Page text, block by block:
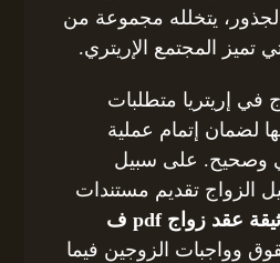
الجذور، يتخلله مجموعة من
تميز المجتمع الإريتري.
في إريتريا متطلبات
لضمان إتمام عملية
وصحيح. على سبيل
الزواج تقديم مستندات
نموذج وثيقة عقد زواج pdf ف
وواجبات الزوجين فيما